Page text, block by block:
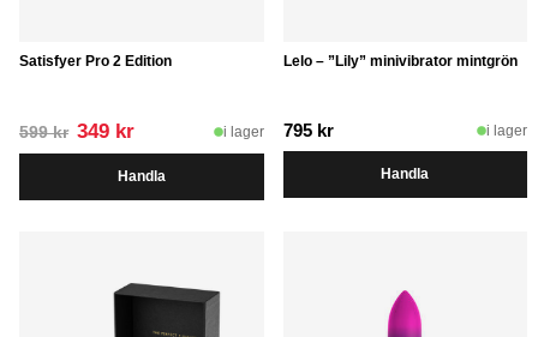
Satisfyer Pro 2 Edition
599kr Det
ursprungliga
priset
var:
349 krDet
nuvarande
priset
är:
i lager
Handla
Lelo – ”Lily” minivibrator mintgrön
795 kr i lager
Handla